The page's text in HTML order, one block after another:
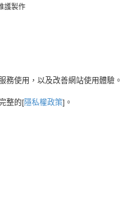
護製作
務使用，以及改善網站使用體驗。
整的[隱私權政策]。